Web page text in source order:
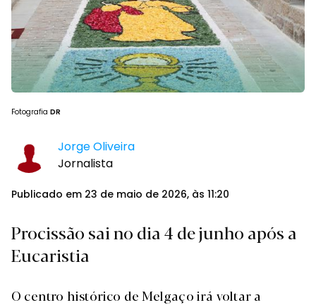
Fotografia DR
Jorge Oliveira
Jornalista
Publicado em 23 de maio de 2026, às 11:20
Procissão sai no dia 4 de junho após a
Eucaristia
O centro histórico de Melgaço irá voltar a